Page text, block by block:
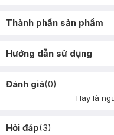
Thành phần sản phẩm
Hướng dẫn sử dụng
Đánh giá(0)
Hãy là
Hỏi đáp(3)